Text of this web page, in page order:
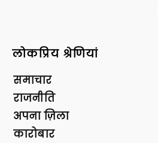
लोकप्रिय श्रेणियां
समाचार
राजनीति
अपना ज़िला
कारोबार